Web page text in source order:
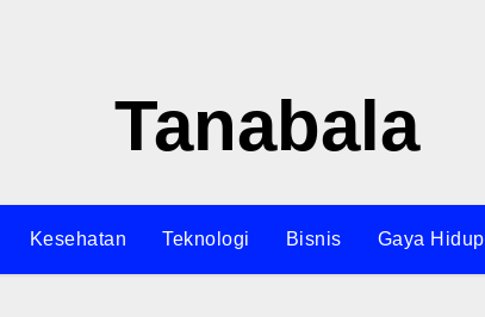
Tanabala
Kesehatan Teknologi Bisnis Gaya Hidup